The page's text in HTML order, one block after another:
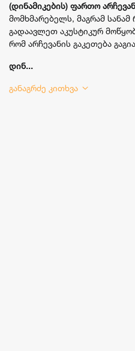
(დინამიკების) ფართო
მომხმარებელს, მაგრამ
გადაავლეთ აკუსტიკურ
რომ არჩევანის გაკეთება
დინ...
განაგრძე კითხვა